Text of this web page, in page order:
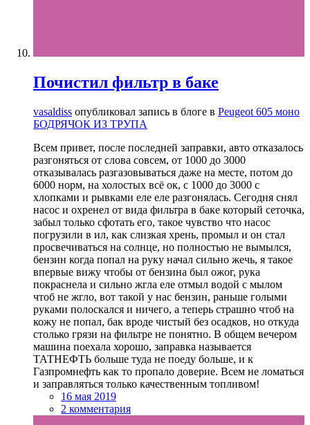
Почистил фильтр в баке
vasaldiss опубликовал запись в блоге в Peugeot 605 моно
БОДРЯЧОК ИЗ ТРУПА
Всем привет, после последней заправки, авто отказалось
разгоняться от слова совсем, от 1000 до 3000
отказывалась разгазовываться даже на месте, потом до
6000 норм, на холостых всё ок, с 1000 до 3000 с
хлопками и рывками еле еле разгонялась. Сегодня снял
насос и охренел от вида фильтра в баке который сеточка,
забыл только сфотать его, такое чувство что насос
погрузили в ил, как слизкая хрень, промыл и он стал
просвечиваться на солнце, но полностью не вымылся,
бензин когда попал на руку начал сильно жечь, я такое
впервые вижу чтобы от бензина был ожог, рука
покраснела и сильно жгла еле отмыл водой с мылом
чтоб не жгло, вот такой у нас бензин, раньше голыми
руками полоскался и ничего, а теперь страшно чтоб на
кожу не попал, бак вроде чистый без осадков, но откуда
столько грязи на фильтре не понятно. В общем вечером
машина поехала хорошо, заправка называется
ТАТНЕФТЬ больше туда не поеду больше, и к
Газпромнефть как то пропало доверие. Всем не ломаться
и заправляться только качественным топливом!
16 мая 2019
2 комментария